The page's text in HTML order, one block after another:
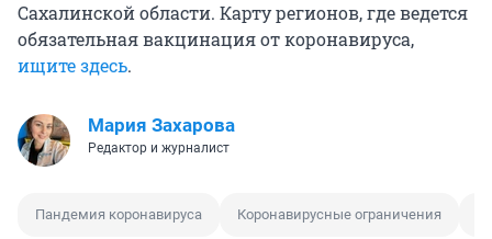
Сахалинской области. Карту регионов, где ведется
обязательная вакцинация от коронавируса,
ищите здесь.
Мария Захарова
Редактор и журналист
Пандемия коронавируса Коронавирусные ограничения